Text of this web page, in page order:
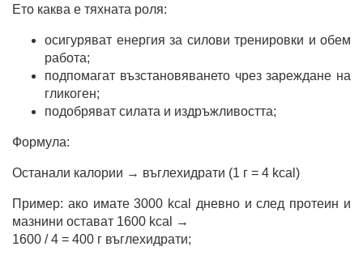
Ето каква е тяхната роля:
осигуряват енергия за силови тренировки и обем
работа;
подпомагат възстановяването чрез зареждане на
гликоген;
подобряват силата и издръжливостта;
Формула:
Останали калории → въглехидрати (1 г = 4 kcal)
Пример: ако имате 3000 kcal дневно и след протеин и
мазнини остават 1600 kcal →
1600 / 4 = 400 г въглехидрати;